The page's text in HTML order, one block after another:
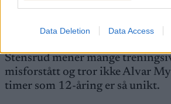
Data Deletion Data Access
Trener mye – men ikke
Diskusjonen om unge utøveres
Stensrud mener mange
misforstått og tror ikke Alvar
timer som 12-åring er så unikt.